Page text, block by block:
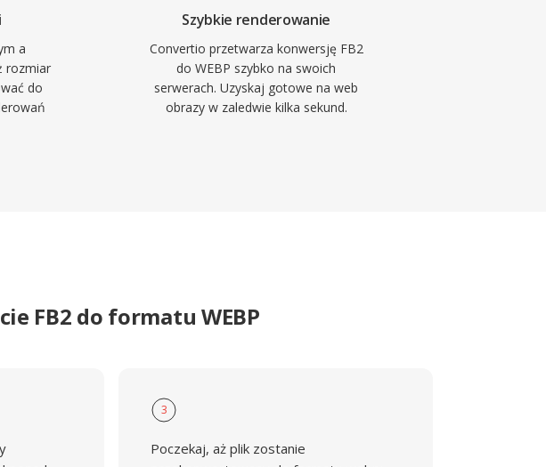
a
rozmiar
do
Szybkie renderowanie
Convertio przetwarza konwersję FB2
do WEBP szybko na swoich
serwerach. Uzyskaj gotowe na web
obrazy w zaledwie kilka sekund.
FB2 do formatu WEBP
3
Poczekaj, aż plik zostanie